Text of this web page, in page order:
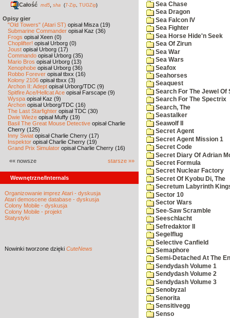
Całość md5 sha (7-Zip TUGZip)
Opisy gier
"Old Towers" (Atari ST) opisał Misza (19)
Submarine Commander opisał Kaz (36)
Frogs opisał Xeen (0)
Choplifter! opisał Urborg (0)
Joust opisał Urborg (17)
Commando opisał Urborg (35)
Mario Bros opisał Urborg (13)
Xenophobe opisał Urborg (36)
Robbo Forever opisał tbxx (16)
Kolony 2106 opisał tbxx (3)
Archon II: Adept opisał Urborg/TDC (9)
Spitfire Ace/Hellcat Ace opisał Farscape (9)
Wyspa opisał Kaz (9)
Archon opisał Urborg/TDC (16)
The Last Starfighter opisał TDC (30)
Dwie Wieże opisał Muffy (19)
Basil The Great Mouse Detective opisał Charlie
Cherry (125)
Inny Świat opisał Charlie Cherry (17)
Inspektor opisał Charlie Cherry (19)
Grand Prix Simulator opisał Charlie Cherry (16)
«« nowsze starsze »»
Wewnętrzne/Internals
Organizowanie imprez Atari - dyskusja
Atari demoscene database - dyskusja
Colony Mobile - dyskusja
Colony Mobile - projekt
Statystyki
Nowinki tworzone dzięki CuteNews
Sea Chase
Sea Dragon
Sea Falcon IV
Sea Fighter
Sea Horse Hide'n Seek
Sea Of Zirun
Sea War
Sea Wars
Seafox
Seahorses
Seaquest
Search For The Jewel Of
Search For The Spectrix
Search, The
Seastalker
Seawolf II
Secret Agent
Secret Agent Mission 1
Secret Code
Secret Diary Of Adrian
Secret Formula
Secret Nuclear Factory
Secret Of Kyobu Di, The
Secretum Labyrinth
Sector 10
Sector Wars
See-Saw Scramble
Seeschlacht
Sefredaktor II
Segelflug
Selective Canfield
Semaphore
Semi-Detached At The
Sendydash Volume 1
Sendydash Volume 2
Sendydash Volume 3
Senobyzal
Senorita
Sensitivegg
Senso